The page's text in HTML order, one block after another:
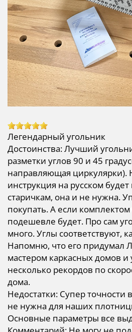
Легендарный угольник
Достоинства: Лучший
разметки углов 90 и 45
направляющая циркулярки).
инструкция на русском
старичкам, она и не нужна.
покупать. А если
подешевле будет. Про сам
много. Углы соответствуют,
Напомню, что его придумал
мастером каркасных домов и
несколько рекордов по
дома.
Недостатки: Супер точности
не нужна для наших
Основные параметры все